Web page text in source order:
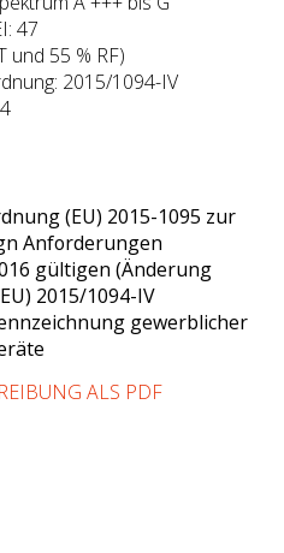
47
und 55 % RF)
2015/1094-IV
(EU) 2015-1095 zur
Anforderungen
gültigen (Änderung
2015/1094-IV
gewerblicher
ALS PDF